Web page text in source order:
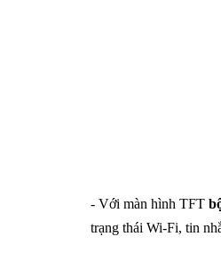
- Với màn hình TFT
trạng thái Wi-Fi, tin